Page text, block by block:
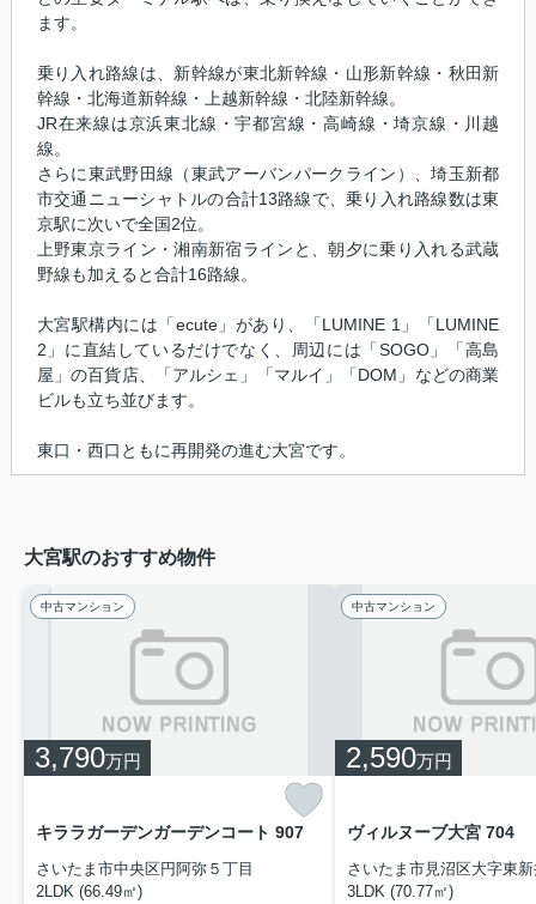
ます。
乗り入れ路線は、新幹線が東北新幹線・山形新幹線・秋田新
幹線・北海道新幹線・上越新幹線・北陸新幹線。
JR在来線は京浜東北線・宇都宮線・高崎線・埼京線・川越
線。
さらに東武野田線（東武アーバンパークライン）、埼玉新都
市交通ニューシャトルの合計13路線で、乗り入れ路線数は東
京駅に次いで全国2位。
上野東京ライン・湘南新宿ラインと、朝夕に乗り入れる武蔵
野線も加えると合計16路線。
大宮駅構内には「ecute」があり、「LUMINE 1」「LUMINE
2」に直結しているだけでなく、周辺には「SOGO」「高島
屋」の百貨店、「アルシェ」「マルイ」「DOM」などの商業
ビルも立ち並びます。
東口・西口ともに再開発の進む大宮です。
大宮駅のおすすめ物件
中古マンション
3,790万円
キララガーデンガーデンコート 907
さいたま市中央区円阿弥５丁目
2LDK (66.49㎡)
中古マンション
2,590万円
ヴィルヌーブ大宮 704
さいたま市見沼区大字東
3LDK (70.77㎡)